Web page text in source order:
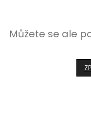
Můžete se ale